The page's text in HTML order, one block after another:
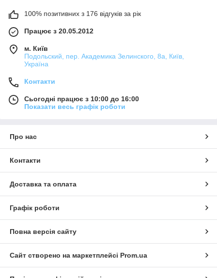
100% позитивних з 176 відгуків за рік
Працює з 20.05.2012
м. Київ
Подольский, пер. Академика Зелинского, 8а, Київ,
Україна
Контакти
Сьогодні працює з 10:00 до 16:00
Показати весь графік роботи
Про нас
Контакти
Доставка та оплата
Графік роботи
Повна версія сайту
Сайт створено на маркетплейсі Prom.ua